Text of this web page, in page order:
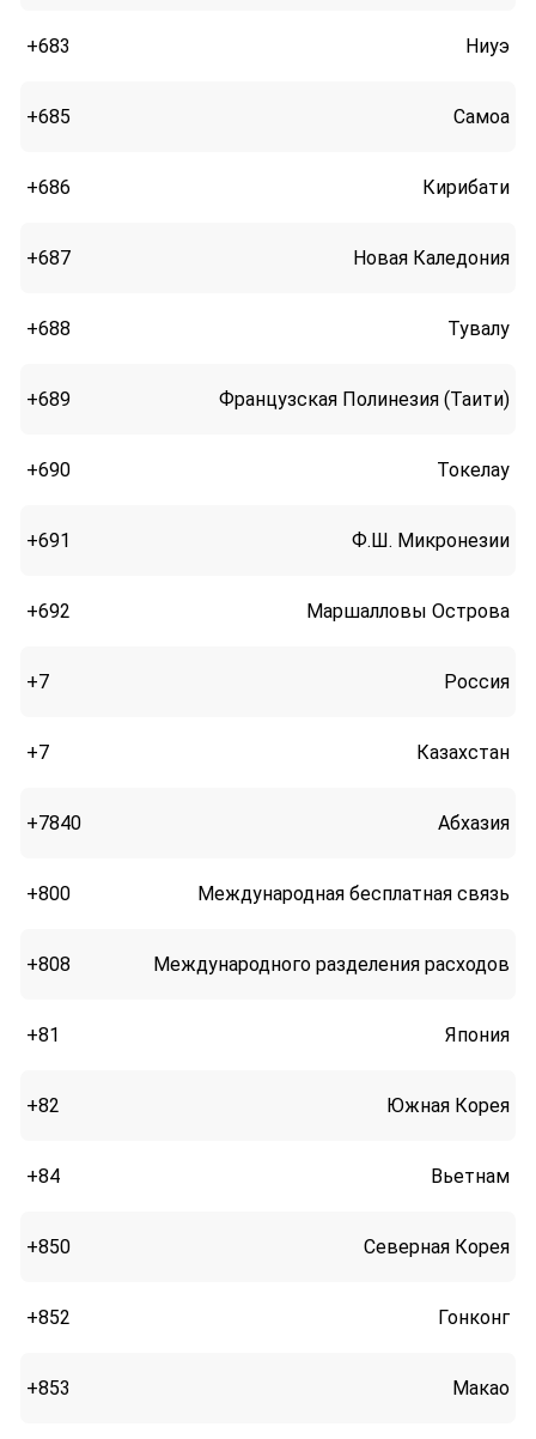
+683 Ниуэ
+685 Самоа
+686 Кирибати
+687 Новая Каледония
+688 Тувалу
+689 Французская Полинезия (Таити)
+690 Токелау
+691 Ф.Ш. Микронезии
+692 Маршалловы Острова
+7 Россия
+7 Казахстан
+7840 Абхазия
+800 Международная бесплатная связь
+808 Международного разделения расходов
+81 Япония
+82 Южная Корея
+84 Вьетнам
+850 Северная Корея
+852 Гонконг
+853 Макао